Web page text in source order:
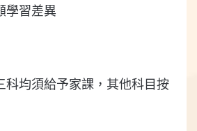
學習差異
科均須給予家課，其他科目按